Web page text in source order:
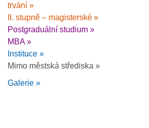
trvání »
II. stupně – magisterské »
Postgraduální studium »
MBA »
Instituce »
Mimo městská střediska »
Galerie »